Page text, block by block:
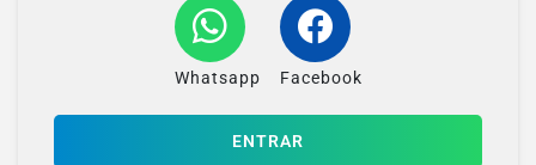
Whatsapp Facebook
ENTRAR